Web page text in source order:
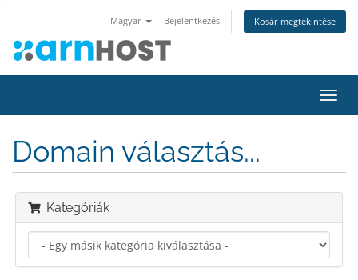
Magyar Bejelentkezés Kosár megtekintése
a
Domain választás...
Kategóriák